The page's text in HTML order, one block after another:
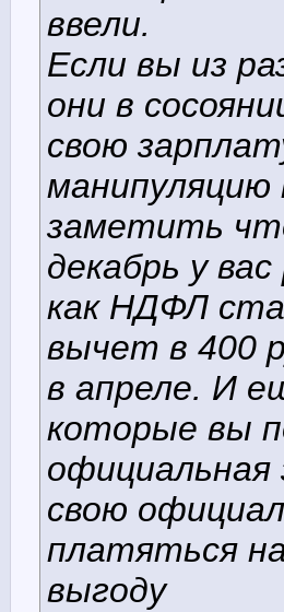
ввели.
Если вы из
они в
свою
заметить
декабрь у
как НДФЛ
вычет в 400
в апреле. И
которые вы
свою
платяться
выгоду